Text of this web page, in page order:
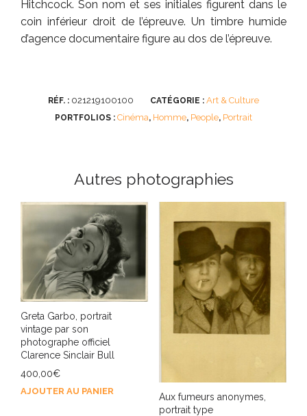
Hitchcock. Son nom et ses initiales figurent dans le
coin inférieur droit de l’épreuve. Un timbre humide
d’agence documentaire figure au dos de l’épreuve.
RÉF. : 021219100100 CATÉGORIE : Art & Culture
PORTFOLIOS : Cinéma, Homme, People, Portrait
Autres photographies
Greta Garbo, portrait
vintage par son
photographe officiel
Clarence Sinclair Bull
400,00€
AJOUTER AU PANIER
Aux fumeurs anonymes,
portrait type